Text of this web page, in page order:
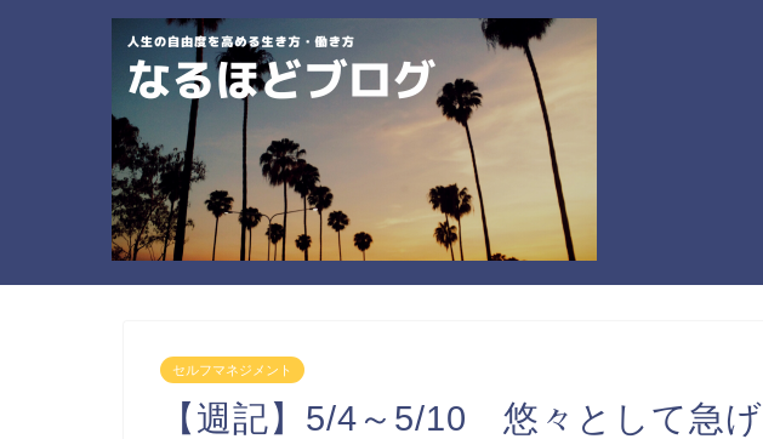
セルフマネジメント
【週記】5/4～5/10 悠々として急げ